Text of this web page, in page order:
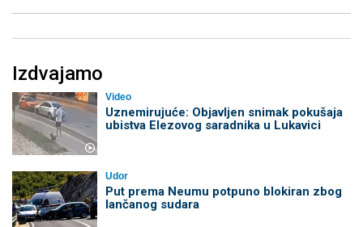
Izdvajamo
Video
Uznemirujuće: Objavljen snimak pokušaja
ubistva Elezovog saradnika u Lukavici
Udor
Put prema Neumu potpuno blokiran zbog
lančanog sudara